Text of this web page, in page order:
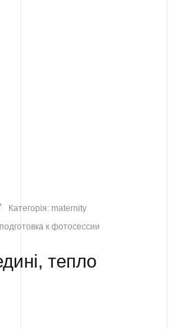
Категорія: maternity
подготовка к фотосессии
тепло